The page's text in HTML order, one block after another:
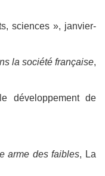
sciences », janvier-
la société française,
développement de
arme des faibles, La